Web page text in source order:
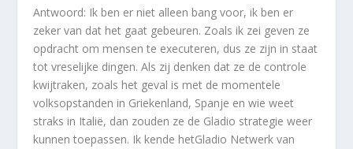
Antwoord: Ik ben er niet alleen bang voor, ik ben er
zeker van dat het gaat gebeuren. Zoals ik zei geven ze
opdracht om mensen te executeren, dus ze zijn in staat
tot vreselijke dingen. Als zij denken dat ze de controle
kwijtraken, zoals het geval is met de momentele
volksopstanden in Griekenland, Spanje en wie weet
straks in Italië, dan zouden ze de Gladio strategie weer
kunnen toepassen. Ik kende hetGladio Netwerk van